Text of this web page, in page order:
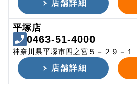
店舗詳細
平塚店
0463-51-4000
神奈川県平塚市四之宮５－２９－１
店舗詳細